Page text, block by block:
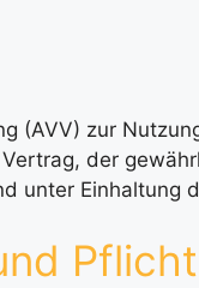
(AVV) zur
der
unter Einhaltung